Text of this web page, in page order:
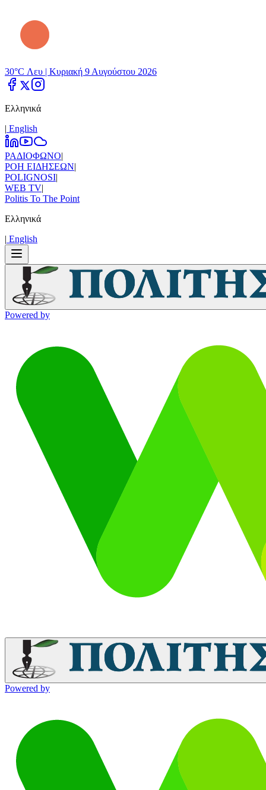
30°C Λευ | Κυριακή 9 Αυγούστου 2026
Ελληνικά
| Εnglish
ΡΑΔΙΟΦΩΝΟ|
ΡΟΗ ΕΙΔΗΣΕΩΝ|
POLIGNOSI|
WEB TV|
Politis To The Point
Ελληνικά
| Εnglish
Powered by
Powered by